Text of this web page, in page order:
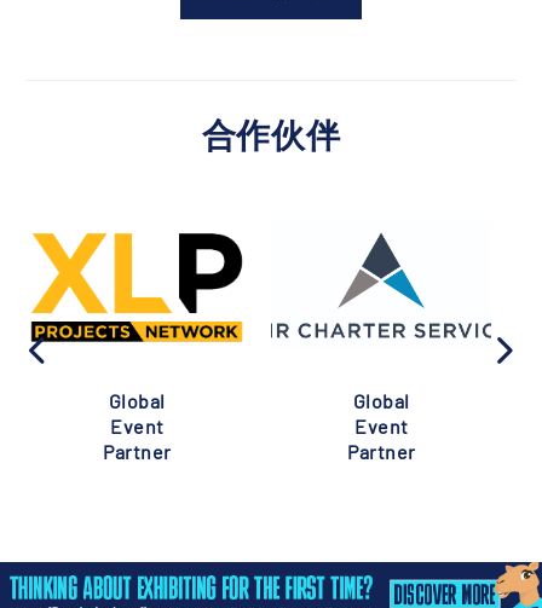
合作伙伴
Global
Event
Partner
Global
Event
Partner